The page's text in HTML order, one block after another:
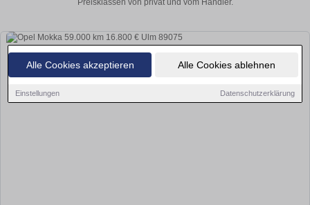
Alle Cookies akzeptieren Alle Cookies ablehnen
Einstellungen Datenschutzerklärung
Preisklassen von privat und vom Händler.